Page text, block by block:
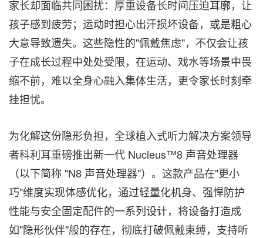
家长却面临共同困扰：厚重设备长时间压迫耳廓，让
孩子感到疲劳；运动时担心出汗损坏设备，或是粗心
大意导致遗失。这些隐性的"佩戴焦虑"，不仅会让孩
子在成长过程中处处受限，在运动、戏水等场景中畏
缩不前，难以全身心融入集体生活，更令家长时刻牵
挂担忧。
为化解这份隐形负担，全球植入式听力解决方案领导
者科利耳重磅推出新一代 Nucleus™8 声音处理器
（以下简称 "N8 声音处理器"）。这款产品在"更小
巧"维度实现体感优化，通过轻量化机身、强悍防护
性能与安全固定配件的一系列设计，将设备打造成
如"隐形伙伴"般的存在，彻底打破佩戴束缚，支持听